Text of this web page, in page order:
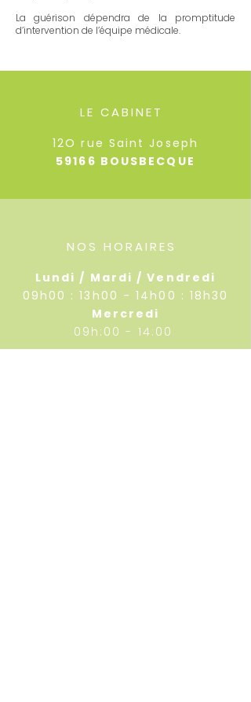
La guérison dépendra de la promptitude
d’intervention de l’équipe médicale.
LE CABINET
12O rue Saint Joseph
59166 BOUSBECQUE
NOS HORAIRES
Lundi / Mardi / Vendredi
09h00 : 13h00 - 14h00 : 18h30
Mercredi
09h:00 - 14:00